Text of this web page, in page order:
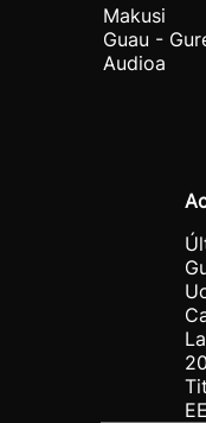
Makusi
Guau -
Audioa